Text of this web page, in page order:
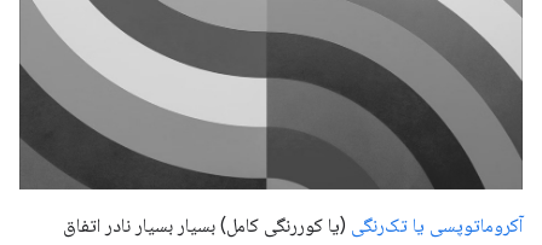
آکروماتوپسی یا تک‌رنگی (یا کوررنگی کامل) بسیار بسیار نادر اتفاق